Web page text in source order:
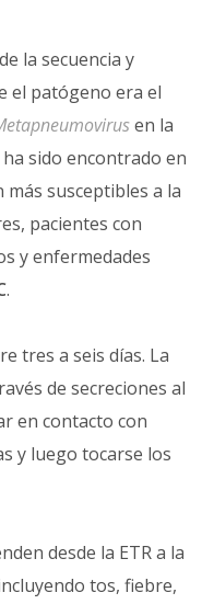
la secuencia y
el patógeno era el
en la
ha sido encontrado en
más susceptibles a la
pacientes con
y enfermedades
.
tres a seis días. La
de secreciones al
en contacto con
y luego tocarse los
desde la ETR a la
tos, fiebre,